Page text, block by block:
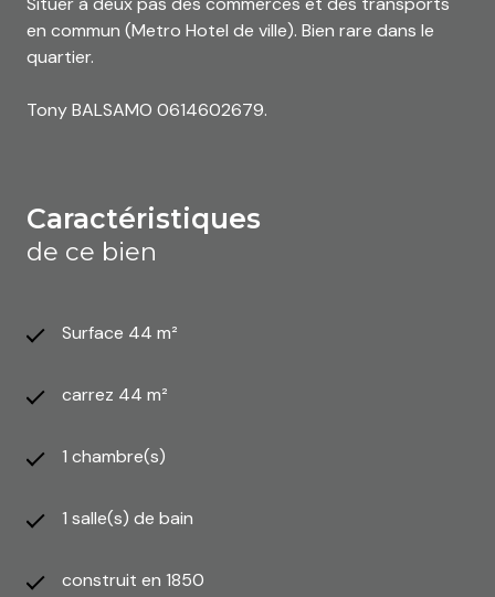
en commun (Metro Hotel de ville). Bien rare dans le
quartier.
Tony BALSAMO 0614602679.
caractéristiques
de ce bien
Surface 44 m²
carrez 44 m²
1 chambre(s)
1 salle(s) de bain
construit en 1850